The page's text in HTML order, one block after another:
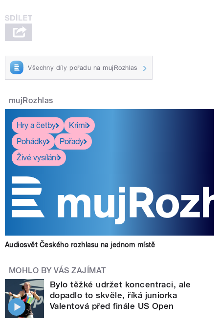
Všechny díly pořadu na mujRozhlas
mujRozhlas
Hry a četby
Krimi
Pohádky
Pořady
Živé vysílání
Audiosvět Českého rozhlasu na jednom místě
MOHLO BY VÁS ZAJÍMAT
Bylo těžké udržet koncentraci, ale
dopadlo to skvěle, říká juniorka
Valentová před finále US Open